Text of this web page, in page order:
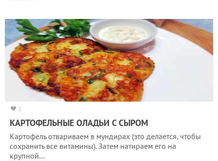
2
КАРТОФЕЛЬНЫЕ ОЛАДЬИ С СЫРОМ
Картофель отвариваем в мундирах (это делается, чтобы
сохранить все витамины). Затем натираем его на
крупной…